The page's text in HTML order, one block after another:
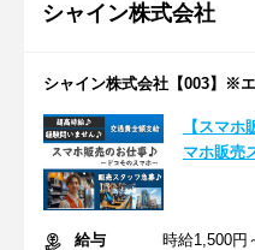
シャイン株式会社
シャイン株式会社【003】※
【スマ
マホ販売
給与
時給1,500円